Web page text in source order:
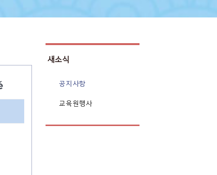
새소식
공지사항
교육원행사